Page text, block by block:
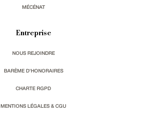
MÉCÉNAT
Entreprise
NOUS REJOINDRE
BARÈME D'HONORAIRES
CHARTE RGPD
MENTIONS LÉGALES & CGU